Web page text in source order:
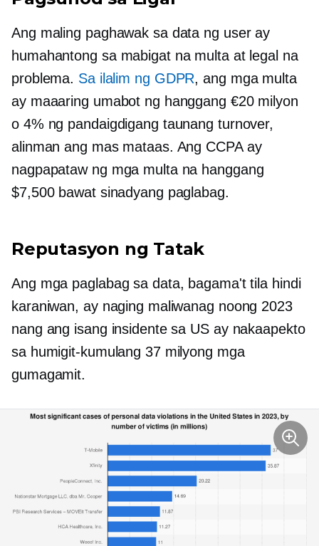
Ang maling paghawak sa data ng user ay
humahantong sa mabigat na multa at legal na
problema. Sa ilalim ng GDPR, ang mga multa
ay maaaring umabot ng hanggang €20 milyon
o 4% ng pandaigdigang taunang turnover,
alinman ang mas mataas. Ang CCPA ay
nagpapataw ng mga multa na hanggang
$7,500 bawat sinadyang paglabag.
Reputasyon ng Tatak
Ang mga paglabag sa data, bagama't tila hindi
karaniwan, ay naging maliwanag noong 2023
nang ang isang insidente sa US ay nakaapekto
sa humigit-kumulang 37 milyong mga
gumagamit.